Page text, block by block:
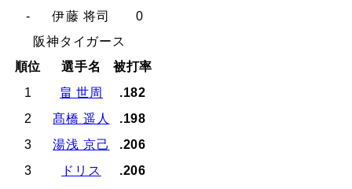
-
伊藤 将司
0
阪神タイガース
順位
選手名
被打率
1
畠 世周
.182
2
髙橋 遥人
.198
3
湯浅 京己
.206
3
ドリス
.206